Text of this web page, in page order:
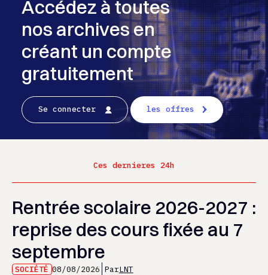
Accédez à toutes
nos archives en
créant un compte
gratuitement
Se connecter les offres
Ces dernieres 24h
Rentrée scolaire 2026-2027 :
reprise des cours fixée au 7
septembre
SOCIÉTÉ 08/08/2026 ParLNT